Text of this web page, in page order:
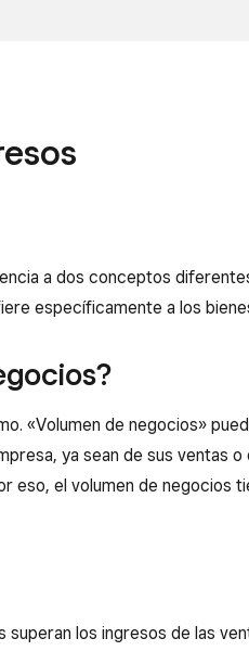
a dos conceptos
específicamente a los
«Volumen de negocios»
ya sean de sus ventas
eso, el volumen de negocios
los ingresos de las